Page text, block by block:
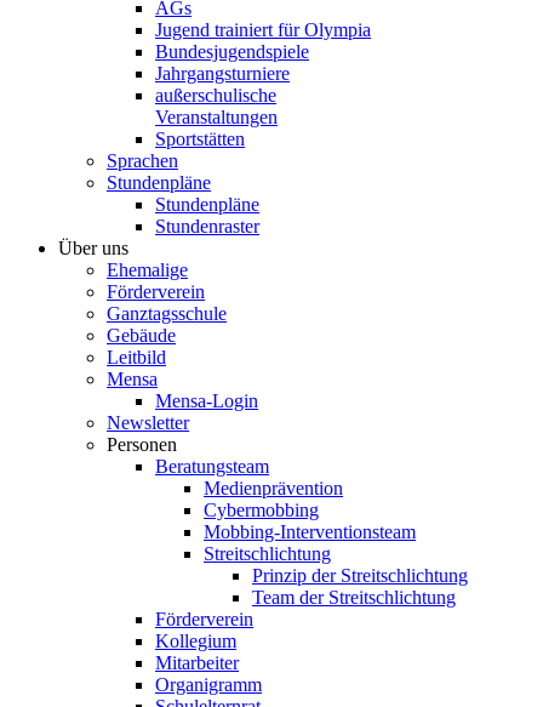
AGs
Jugend trainiert für Olympia
Bundesjugendspiele
Jahrgangsturniere
außerschulische
Veranstaltungen
Sportstätten
Sprachen
Stundenpläne
Stundenpläne
Stundenraster
Über uns
Ehemalige
Förderverein
Ganztagsschule
Gebäude
Leitbild
Mensa
Mensa-Login
Newsletter
Personen
Beratungsteam
Medienprävention
Cybermobbing
Mobbing-Interventionsteam
Streitschlichtung
Prinzip der Streitschlichtung
Team der Streitschlichtung
Förderverein
Kollegium
Mitarbeiter
Organigramm